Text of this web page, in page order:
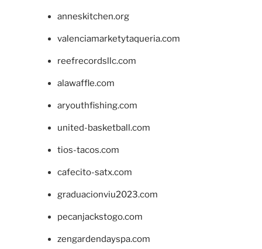
anneskitchen.org
valenciamarketytaqueria.com
reefrecordsllc.com
alawaffle.com
aryouthfishing.com
united-basketball.com
tios-tacos.com
cafecito-satx.com
graduacionviu2023.com
pecanjackstogo.com
zengardendayspa.com